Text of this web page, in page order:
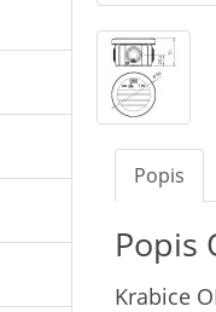
Popis
Popis
Krabice